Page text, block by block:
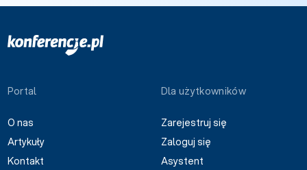
Portal
O nas
Artykuły
Kontakt
Dla użytkowników
Zarejestruj się
Zaloguj się
Asystent